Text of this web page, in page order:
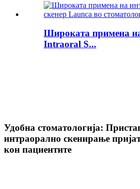
Широката примена
Intraoral S...
Удобна стоматологија:
интраорално скенирање
кон пациентите